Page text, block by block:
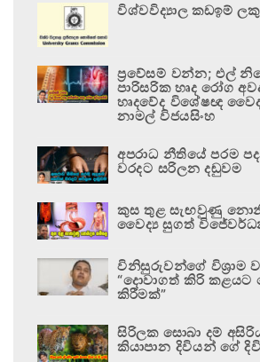
විශ්වවිද්‍යාල කඩඉම්
ප්‍රවේසම් වන්න; එල්
පාරිසරික හෘද රෝග
හෘදවේද විශේෂඥ
නාමල් විජයසිංහ
අපරාධ නීතියේ පරම
වරදට සරිලන දඬුවම
කුස තුළ සැඟවුණු
වෛද්‍ය සුගත්
විනිසුරුවන්ගේ විශ්‍රාම
“දොවාගත් කිරි කළයට
කිරීමක්”
සිරිලක සොබා දම්
කියාපාන දිවියන් ගේ